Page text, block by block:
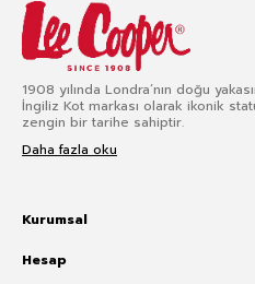
1908 yılında Londra’nın doğu
İngiliz Kot markası olarak ikonik
zengin bir tarihe sahiptir.
Daha fazla oku
Kurumsal
Hesap